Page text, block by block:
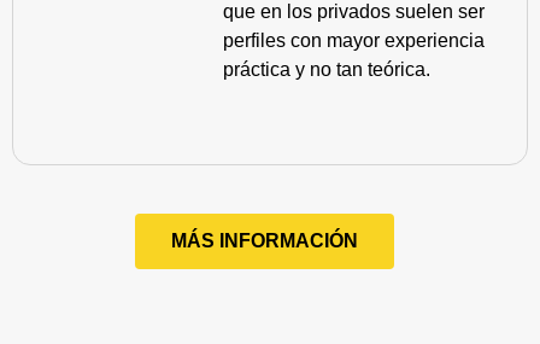
que en los privados suelen ser
perfiles con mayor experiencia
práctica y no tan teórica.
MÁS INFORMACIÓN